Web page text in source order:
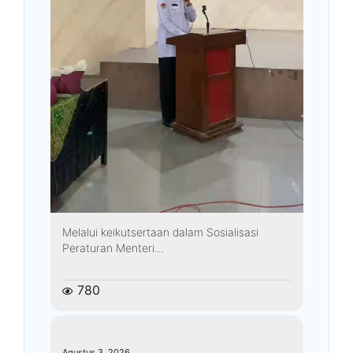
Melalui keikutsertaan dalam Sosialisasi
Peraturan Menteri...
780